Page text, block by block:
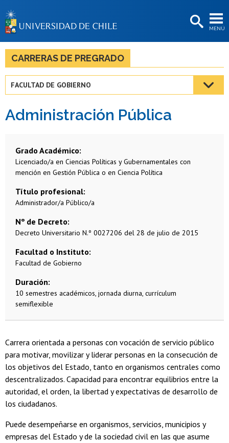
MENÚ
BIBLIOTECAS
LA UNIVERSIDAD
Estudiantes
Académicas/os
Egresadas/os
CARRERAS DE PREGRADO
FACULTAD DE GOBIERNO
Administración Pública
Grado Académico
Licenciado/a en Ciencias Políticas y Gubernamentales con
mención en Gestión Pública o en Ciencia Política
Título profesional
Administrador/a Público/a
Nº de Decreto
Decreto Universitario N.º 0027206 del 28 de julio de 2015
Facultad o Instituto
Facultad de Gobierno
Duración
10 semestres académicos, jornada diurna, currículum
semiflexible
Carrera orientada a personas con vocación de servicio público
para motivar, movilizar y liderar personas en la consecución de
los objetivos del Estado, tanto en organismos centrales como
descentralizados. Capacidad para encontrar equilibrios entre la
autoridad, el orden, la libertad y expectativas de desarrollo de
los ciudadanos.
Puede desempeñarse en organismos, servicios, municipios y
empresas del Estado y de la sociedad civil en las que asume